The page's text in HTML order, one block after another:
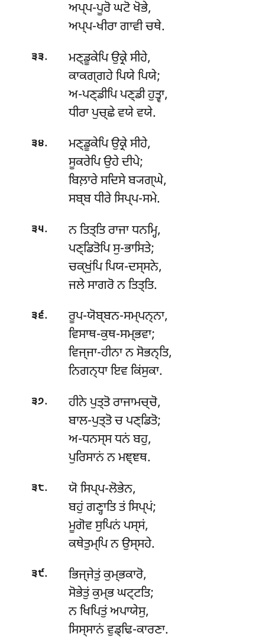
ਅਪ੍ਪ-ਪੂਰੋ ਘਟੋ ਖੋਭੇ,
ਅਪ੍ਪ-ਖੀਰਾ ਗਾਵੀ ਚਥੇ.
੩੩.
ਮਣ੍ਡੂਕੇਪਿ ਉਕ੍ਰੇ ਸੀਹੇ,
ਕਾਕਗ੍ਗਹੇ ਪਿਯੇ ਪਿਯੇ;
ਅ-ਪਣ੍ਡੀਪਿਪਣ੍ਡੀ ਹੁਤ੍ਵਾ,
ਧੀਰਾ ਪੁਚ੍ਛੇ ਵਯੇ ਵਯੇ.
੩੪.
ਮਣ੍ਡੂਕੇਪਿ ਉਕ੍ਰੇ ਸੀਹੇ,
ਸੂਕਰੇਪਿ ਉਹੇ ਦੀਪੇ;
ਬਿਲ਼ਾਰੇ ਸਦਿਸੇ ਬ੍ਯਗ੍ਘੇ,
ਸਬ੍ਬ ਧੀਰੇ ਸਿਪ੍ਪ-ਸਮੇ.
੩੫.
ਨ ਤਿਤ੍ਤਿ ਰਾਜਾ ਧਨਮ੍ਹਿ,
ਪਣ੍ਡਿਤੋਪਿ ਸੁ-ਭਾਸਿਤੇ;
ਚਕ੍ਖੁਂਪਿ ਪਿਯ-ਦਸ੍ਸਨੇ,
ਜਲੇ ਸਾਗਰੋ ਨ ਤਿਤ੍ਤਿ.
੩੬.
ਰੂਪ-ਯੋਬ੍ਬਨ-ਸਮ੍ਪਨ੍ਨਾ,
ਵਿਸਾਥ-ਕੁਥ-ਸਮ੍ਭਵਾ;
ਵਿਜ੍ਜਾ-ਹੀਨਾ ਨ ਸੋਭਨ੍ਤਿ,
ਨਿਗਨ੍ਧਾ ਇਵ ਕਿਂਸੁਕਾ.
੩੭.
ਹੀਨੇ ਪੁਤ੍ਤੋ ਰਾਜਾਮਚ੍ਚੋ,
ਬਾਲ-ਪੁਤ੍ਤੋ ਚ ਪਣ੍ਡਿਤੋ;
ਅ-ਧਨਸ੍ਸ ਧਨਂ ਬਹੁ,
ਪੁਰਿਸਾਨਂ ਨ ਮਞ੍ਞਥ.
੩੮.
ਯੋ ਸਿਪ੍ਪ-ਲੋਭੇਨ,
ਬਹੁਂ ਗਣ੍ਹਾਤਿ ਤਂ ਸਿਪ੍ਪਂ;
ਮੂਗੋਵਸੁਪਿਨਂ ਪਸ੍ਸਂ,
ਕਥੇਤੁਮ੍ਪਿ ਨ ਉਸ੍ਸਹੇ.
੩੯.
ਭਿਜ੍ਜੇਤੁਂ ਕੁਮ੍ਭਕਾਰੋ,
ਸੋਭੇਤੁਂ ਕੁਮ੍ਭ ਘਟ੍ਟਤਿ;
ਨ ਖਿਪਿਤੁਂ ਅਪਾਯੇਸੁ,
ਸਿਸ੍ਸਾਨਂ ਵੁਡ੍ਢਿ-ਕਾਰਣਾ.